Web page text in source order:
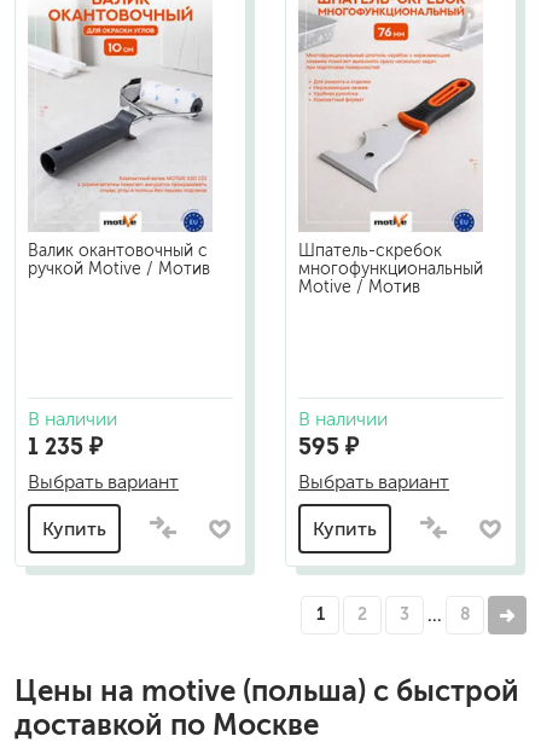
Валик окантовочный с
ручкой Motive / Мотив
В наличии
1 235 ₽
Выбрать вариант
Купить
Шпатель-скребок
многофункциональный
Motive / Мотив
В наличии
595 ₽
Выбрать вариант
Купить
1 2 3 … 8
Цены на motive (польша) с быстрой
доставкой по Москве